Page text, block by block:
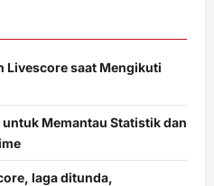
Livescore saat Mengikuti
Memantau Statistik dan
laga ditunda,